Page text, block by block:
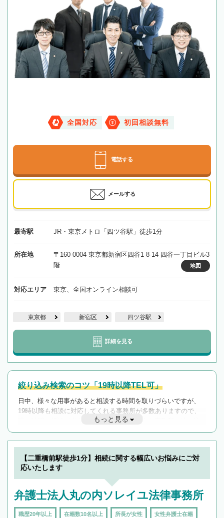
全国対応 初回相談無料
電話する
メールする
最寄駅 JR・東京メトロ「四ツ谷駅」徒歩1分
所在地
〒160-0004 東京都新宿区四谷1-8-14 四谷一丁目ビル3
階
地図
対応エリア 東京、全国オンライン相談可
東京都 新宿区 四ツ谷駅
詳細を見る
絞り込み検索のコツ「19時以降TEL可」
日中、様々な用事があると相談する時間を取りづらいですが、
19時以降も相談に対応してくれる事務所が多数ありますので、
遅い時間の相談が増えそうな場合はそのような事務所に絞り込
んで検索してみましょう。
19時以降TEL可の条件
を加えて再検索
もっと見る
【二重橋前駅徒歩1分】相続に関する幅広いお悩みにご対
応いたします
弁護士法人丸の内ソレイユ法律事務所
職歴20年以上 在籍数10名以上 所長が女性 女性弁護士在籍